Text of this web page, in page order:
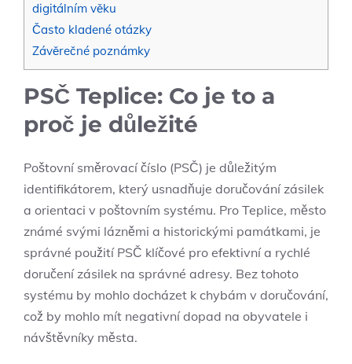
digitálním věku
Často kladené otázky
Závěrečné poznámky
PSČ Teplice: Co je to a
proč je důležité
Poštovní směrovací číslo (PSČ) je důležitým
identifikátorem, který usnadňuje doručování zásilek
a orientaci v poštovním systému. Pro Teplice, město
známé svými lázněmi a historickými památkami, je
správné použití PSČ klíčové pro efektivní a rychlé
doručení zásilek na správné adresy. Bez tohoto
systému by mohlo docházet k chybám v doručování,
což by mohlo mít negativní dopad na obyvatele i
návštěvníky města.